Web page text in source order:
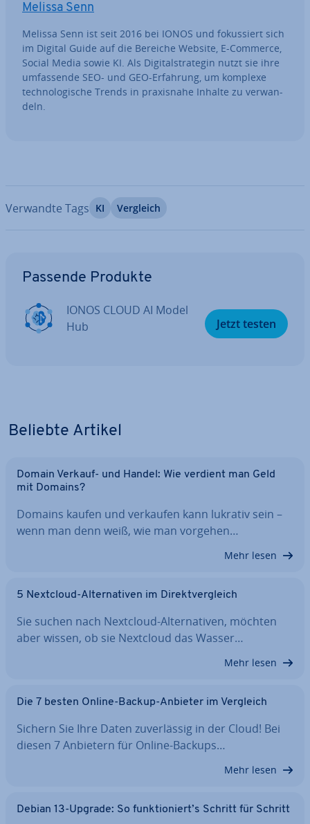
Melissa Senn
Melissa Senn ist seit 2016 bei IONOS und fo­kus­siert sich
im Digital Guide auf die Bereiche Website, E-Commerce,
Social Media sowie KI. Als Di­gi­tal­stra­te­gin nutzt sie ihre
um­fas­sen­de SEO- und GEO-Erfahrung, um komplexe
tech­no­lo­gi­sche Trends in pra­xis­na­he Inhalte zu ver­wan­
deln.
Verwandte Tags KI Vergleich
Passende Produkte
IONOS CLOUD AI Model
Hub
Jetzt testen
Beliebte Artikel
Domain Verkauf- und Handel: Wie verdient man Geld
mit Domains?
Domains kaufen und verkaufen kann lukrativ sein –
wenn man denn weiß, wie man vorgehen…
Mehr lesen
5 Nextcloud-Al­ter­na­ti­ven im Di­rekt­ver­gleich
Sie suchen nach Nextcloud-Al­ter­na­ti­ven, möchten
aber wissen, ob sie Nextcloud das Wasser…
Mehr lesen
Die 7 besten Online-Backup-Anbieter im Vergleich
Sichern Sie Ihre Daten zu­ver­läs­sig in der Cloud! Bei
diesen 7 Anbietern für Online-Backups…
Mehr lesen
Debian 13-Upgrade: So funk­tio­niert’s Schritt für Schritt